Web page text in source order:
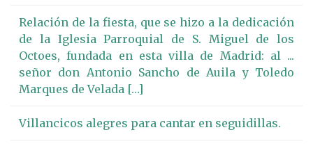
Relación de la fiesta, que se hizo a la dedicación
de la Iglesia Parroquial de S. Miguel de los
Octoes, fundada en esta villa de Madrid: al ...
señor don Antonio Sancho de Auila y Toledo
Marques de Velada […]
Villancicos alegres para cantar en seguidillas.